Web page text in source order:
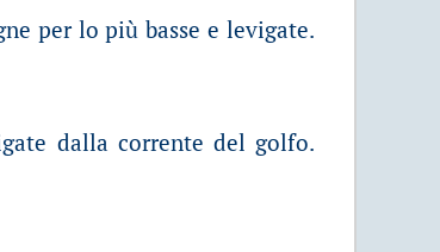
per lo più basse e levigate.
dalla corrente del golfo.